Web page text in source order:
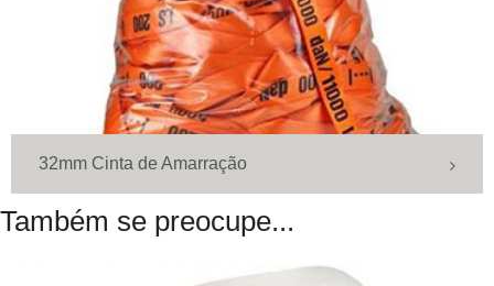
32mm Cinta de Amarração
Também se preocupe...